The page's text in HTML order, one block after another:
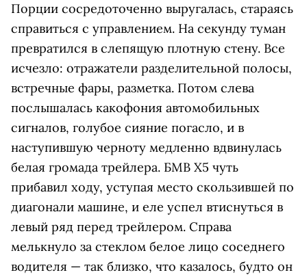
Порции сосредоточенно выругалась, стараясь
справиться с управлением. На секунду туман
превратился в слепящую плотную стену. Все
исчезло: отражатели разделительной полосы,
встречные фары, разметка. Потом слева
послышалась какофония автомобильных
сигналов, голубое сияние погасло, и в
наступившую черноту медленно вдвинулась
белая громада трейлера. БМВ Х5 чуть
прибавил ходу, уступая место скользившей по
диагонали машине, и еле успел втиснуться в
левый ряд перед трейлером. Справа
мелькнуло за стеклом белое лицо соседнего
водителя — так близко, что казалось, будто он